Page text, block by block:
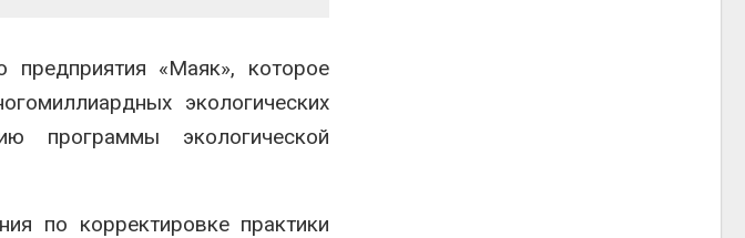
предприятия «Маяк», которое
экологических
программы экологической
по корректировке практики